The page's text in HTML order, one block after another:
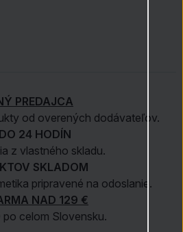
PREDAJCA
od overených dodávateľov.
24 HODÍN
z vlastného skladu.
SKLADOM
pripravené na odoslanie.
NAD 129 €
po celom Slovensku.